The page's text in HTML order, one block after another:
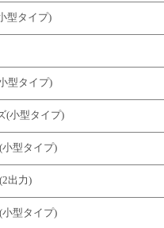
型タイプ)
型タイプ)
(小型タイプ)
型タイプ)
出力)
型タイプ)